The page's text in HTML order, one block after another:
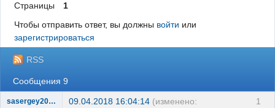
Страницы
1
Чтобы отправить ответ, вы должны войти или
зарегистрироваться
RSS
Сообщения 9
1
sasergey2007 09.04.2018 16:04:14 (изменено: